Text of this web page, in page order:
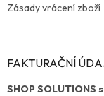
Zásady vrácení zboží
FAKTURAČNÍ
SHOP SOLUTIONS